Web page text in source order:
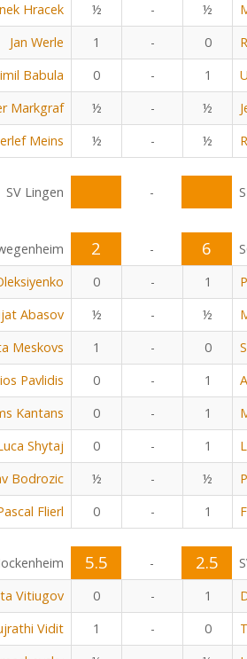
Hracek ½ - ½
Jan Werle 1 - 0
Babula 0 - 1
Markgraf ½ - ½
Meins ½ - ½
SV Lingen -
2 - 6
0 - 1
Abasov ½ - ½
Meskovs 1 - 0
Pavlidis 0 - 1
Kantans 0 - 1
Shytaj 0 - 1
Bodrozic ½ - ½
Flierl 0 - 1
5.5 - 2.5
Vitiugov 0 - 1
Vidit 1 - 0